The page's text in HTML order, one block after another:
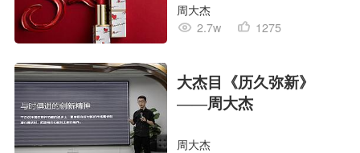
周大杰
2.7w
1275
大杰目《历久弥新》
——周大杰
周大杰